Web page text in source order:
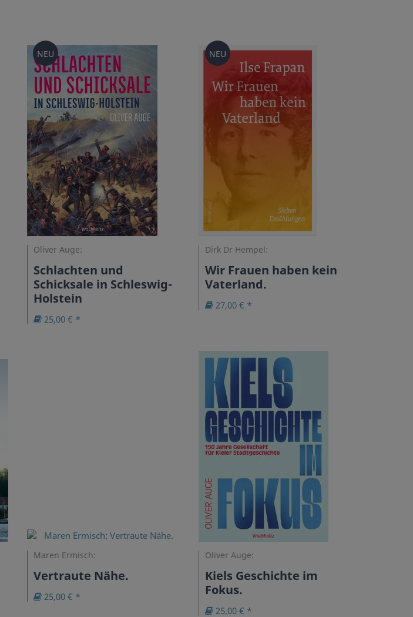
NEU
Oliver Auge:
Schlachten und
Schicksale in Schleswig-
Holstein
25,00 € *
NEU
Dirk Dr Hempel:
Wir Frauen haben kein
Vaterland.
27,00 € *
Maren Ermisch:
Vertraute Nähe.
25,00 € *
Oliver Auge:
Kiels Geschichte im
Fokus.
25,00 € *